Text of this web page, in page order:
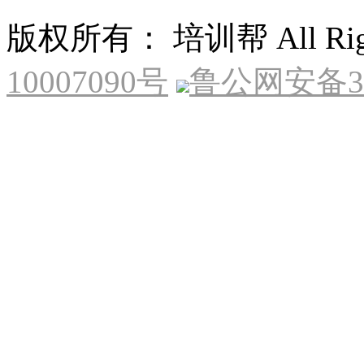
版权所有： 培训帮 All
10007090号
鲁公网安备